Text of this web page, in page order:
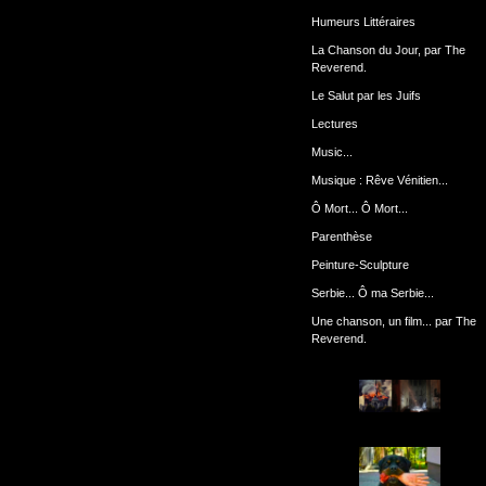
Humeurs Littéraires
La Chanson du Jour, par The
Reverend.
Le Salut par les Juifs
Lectures
Music...
Musique : Rêve Vénitien...
Ô Mort... Ô Mort...
Parenthèse
Peinture-Sculpture
Serbie... Ô ma Serbie...
Une chanson, un film... par The
Reverend.